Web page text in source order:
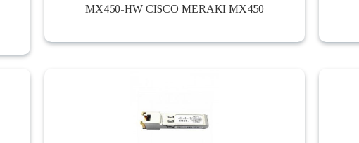
MX450-HW CISCO MERAKI MX450